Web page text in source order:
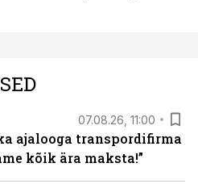
07.08.26, 11:00
ajalooga transpordifirma
kõik ära maksta!”